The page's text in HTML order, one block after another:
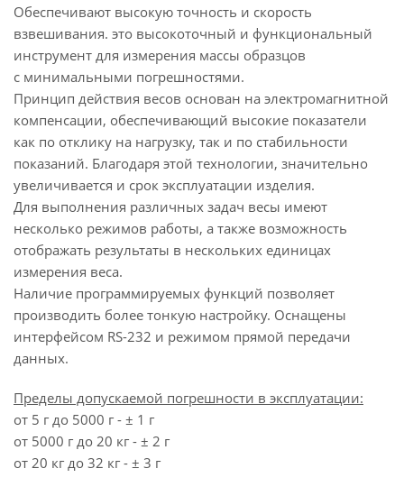
Обеспечивают высокую точность и скорость
взвешивания. это высокоточный и функциональный
инструмент для измерения массы образцов
с минимальными погрешностями.
Принцип действия весов основан на электромагнитной
компенсации, обеспечивающий высокие показатели
как по отклику на нагрузку, так и по стабильности
показаний. Благодаря этой технологии, значительно
увеличивается и срок эксплуатации изделия.
Для выполнения различных задач весы имеют
несколько режимов работы, а также возможность
отображать результаты в нескольких единицах
измерения веса.
Наличие программируемых функций позволяет
производить более тонкую настройку. Оснащены
интерфейсом RS-232 и режимом прямой передачи
данных.
Пределы допускаемой погрешности в эксплуатации:
от 5 г до 5000 г - ± 1 г
от 5000 г до 20 кг - ± 2 г
от 20 кг до 32 кг - ± 3 г